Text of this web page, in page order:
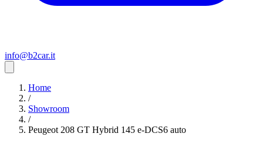
info@b2car.it
Home
/
Showroom
/
Peugeot 208 GT Hybrid 145 e-DCS6 auto